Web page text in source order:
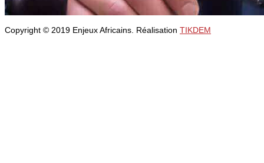
Copyright © 2019 Enjeux Africains. Réalisation TIKDEM